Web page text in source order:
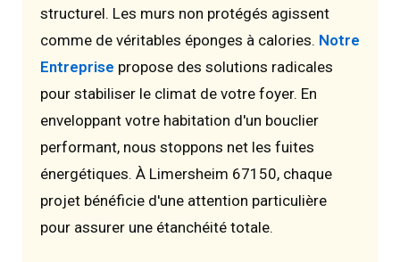
structurel. Les murs non protégés agissent
comme de véritables éponges à calories. Notre
Entreprise propose des solutions radicales
pour stabiliser le climat de votre foyer. En
enveloppant votre habitation d'un bouclier
performant, nous stoppons net les fuites
énergétiques. À Limersheim 67150, chaque
projet bénéficie d'une attention particulière
pour assurer une étanchéité totale.